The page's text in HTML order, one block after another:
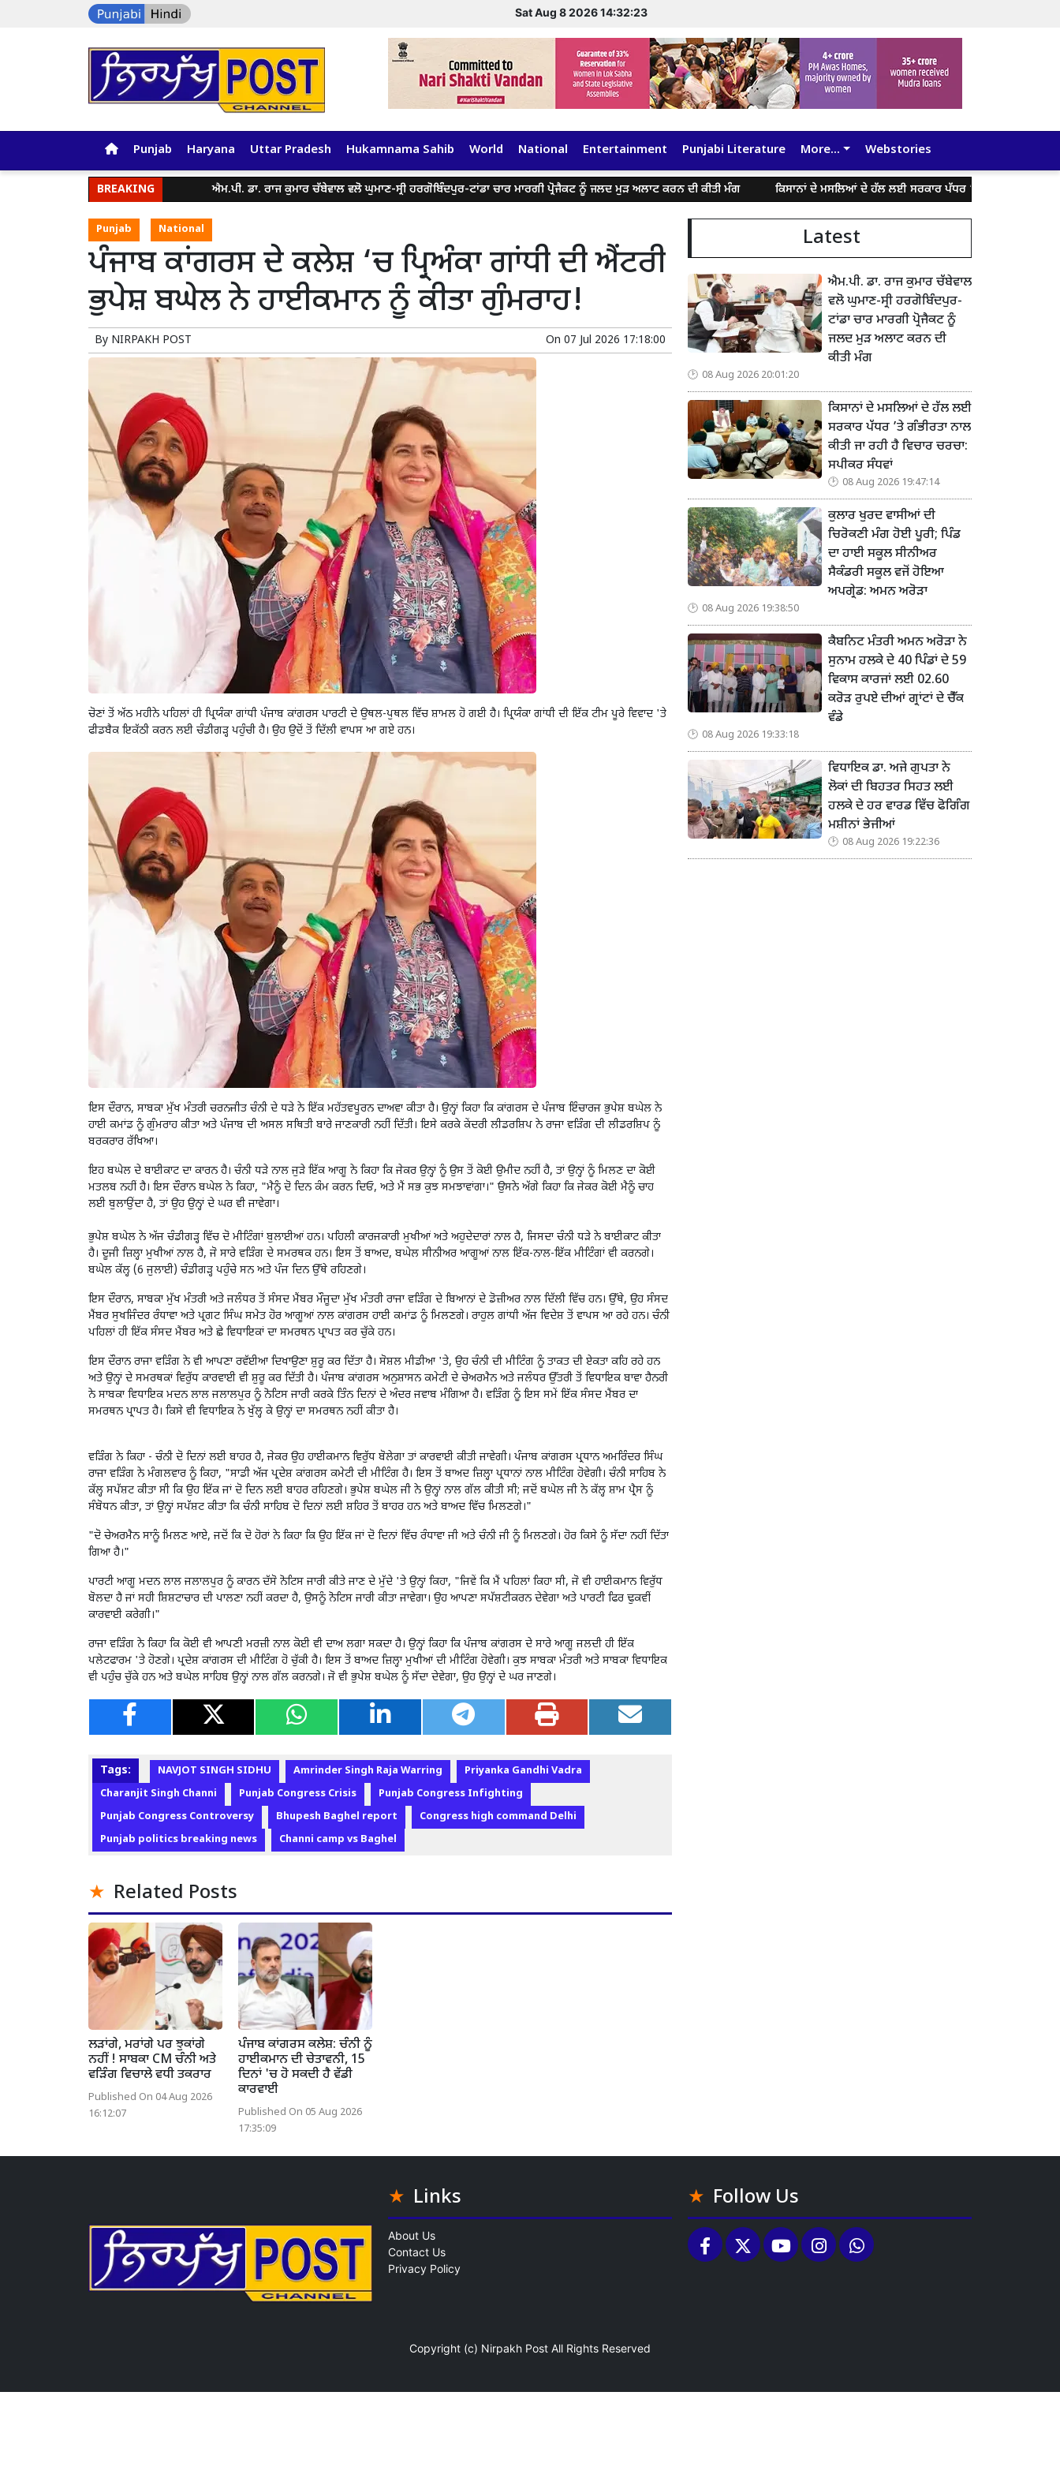
Sat Aug 8 2026 14:32:24
Punjab Haryana Uttar Pradesh Hukamnama Sahib World National Entertainment Punjabi Literature More... Webstories
BREAKING ਐਮ.ਪੀ. ਡਾ. ਰਾਜ ਕੁਮਾਰ ਚੱਬੇਵਾਲ ਵਲੋ ਘੁਮਾਣ-ਸ੍ਰੀ ਹਰਗੋਬਿੰਦਪੁਰ-ਟਾਂਡਾ ਚਾਰ ਮਾਰਗੀ ਪ੍ਰੋਜੈਕਟ ਨੂੰ ਜਲਦ ਮੁੜ ਅਲਾਟ ਕਰਨ ਦੀ ਕੀਤੀ ਮੰਗ ਕਿਸਾਨਾਂ ਦੇ ਮਸਲਿਆਂ ਦੇ ਹੱਲ ਲਈ ਸਰਕਾਰ ਪੱਧਰ ’ਤੇ ਗੰਭੀਰਤਾ ਨਾਲ ਕੀਤੀ ਜਾ ਰਹੀ
Punjab National
ਪੰਜਾਬ ਕਾਂਗਰਸ ਦੇ ਕਲੇਸ਼ ‘ਚ ਪ੍ਰਿਅੰਕਾ ਗਾਂਧੀ ਦੀ ਐਂਟਰੀ
ਭੁਪੇਸ਼ ਬਘੇਲ ਨੇ ਹਾਈਕਮਾਨ ਨੂੰ ਕੀਤਾ ਗੁੰਮਰਾਹ!
By NIRPAKH POST On 07 Jul 2026 17:18:00
ਚੋਣਾਂ ਤੋਂ ਅੱਠ ਮਹੀਨੇ ਪਹਿਲਾਂ ਹੀ ਪ੍ਰਿਯੰਕਾ ਗਾਂਧੀ ਪੰਜਾਬ ਕਾਂਗਰਸ ਪਾਰਟੀ ਦੇ ਉਥਲ-ਪੁਥਲ ਵਿੱਚ ਸ਼ਾਮਲ ਹੋ ਗਈ ਹੈ। ਪ੍ਰਿਯੰਕਾ ਗਾਂਧੀ ਦੀ ਇੱਕ ਟੀਮ ਪੂਰੇ ਵਿਵਾਦ 'ਤੇ
ਫੀਡਬੈਕ ਇਕੱਠੀ ਕਰਨ ਲਈ ਚੰਡੀਗੜ੍ਹ ਪਹੁੰਚੀ ਹੈ। ਉਹ ਉਦੋਂ ਤੋਂ ਦਿੱਲੀ ਵਾਪਸ ਆ ਗਏ ਹਨ।
ਇਸ ਦੌਰਾਨ, ਸਾਬਕਾ ਮੁੱਖ ਮੰਤਰੀ ਚਰਨਜੀਤ ਚੰਨੀ ਦੇ ਧੜੇ ਨੇ ਇੱਕ ਮਹੱਤਵਪੂਰਨ ਦਾਅਵਾ ਕੀਤਾ ਹੈ। ਉਨ੍ਹਾਂ ਕਿਹਾ ਕਿ ਕਾਂਗਰਸ ਦੇ ਪੰਜਾਬ ਇੰਚਾਰਜ ਭੁਪੇਸ਼ ਬਘੇਲ ਨੇ
ਹਾਈ ਕਮਾਂਡ ਨੂੰ ਗੁੰਮਰਾਹ ਕੀਤਾ ਅਤੇ ਪੰਜਾਬ ਦੀ ਅਸਲ ਸਥਿਤੀ ਬਾਰੇ ਜਾਣਕਾਰੀ ਨਹੀਂ ਦਿੱਤੀ। ਇਸੇ ਕਰਕੇ ਕੇਂਦਰੀ ਲੀਡਰਸ਼ਿਪ ਨੇ ਰਾਜਾ ਵੜਿੰਗ ਦੀ ਲੀਡਰਸ਼ਿਪ ਨੂੰ
ਬਰਕਰਾਰ ਰੱਖਿਆ।
ਇਹ ਬਘੇਲ ਦੇ ਬਾਈਕਾਟ ਦਾ ਕਾਰਨ ਹੈ। ਚੰਨੀ ਧੜੇ ਨਾਲ ਜੁੜੇ ਇੱਕ ਆਗੂ ਨੇ ਕਿਹਾ ਕਿ ਜੇਕਰ ਉਨ੍ਹਾਂ ਨੂੰ ਉਸ ਤੋਂ ਕੋਈ ਉਮੀਦ ਨਹੀਂ ਹੈ, ਤਾਂ ਉਨ੍ਹਾਂ ਨੂੰ ਮਿਲਣ ਦਾ ਕੋਈ
ਮਤਲਬ ਨਹੀਂ ਹੈ। ਇਸ ਦੌਰਾਨ ਬਘੇਲ ਨੇ ਕਿਹਾ, "ਮੈਨੂੰ ਦੋ ਦਿਨ ਕੰਮ ਕਰਨ ਦਿਓ, ਅਤੇ ਮੈਂ ਸਭ ਕੁਝ ਸਮਝਾਵਾਂਗਾ।" ਉਸਨੇ ਅੱਗੇ ਕਿਹਾ ਕਿ ਜੇਕਰ ਕੋਈ ਮੈਨੂੰ ਚਾਹ
ਲਈ ਬੁਲਾਉਂਦਾ ਹੈ, ਤਾਂ ਉਹ ਉਨ੍ਹਾਂ ਦੇ ਘਰ ਵੀ ਜਾਵੇਗਾ।
ਭੁਪੇਸ਼ ਬਘੇਲ ਨੇ ਅੱਜ ਚੰਡੀਗੜ੍ਹ ਵਿੱਚ ਦੋ ਮੀਟਿੰਗਾਂ ਬੁਲਾਈਆਂ ਹਨ। ਪਹਿਲੀ ਕਾਰਜਕਾਰੀ ਮੁਖੀਆਂ ਅਤੇ ਅਹੁਦੇਦਾਰਾਂ ਨਾਲ ਹੈ, ਜਿਸਦਾ ਚੰਨੀ ਧੜੇ ਨੇ ਬਾਈਕਾਟ ਕੀਤਾ
ਹੈ। ਦੂਜੀ ਜ਼ਿਲ੍ਹਾ ਮੁਖੀਆਂ ਨਾਲ ਹੈ, ਜੋ ਸਾਰੇ ਵੜਿੰਗ ਦੇ ਸਮਰਥਕ ਹਨ। ਇਸ ਤੋਂ ਬਾਅਦ, ਬਘੇਲ ਸੀਨੀਅਰ ਆਗੂਆਂ ਨਾਲ ਇੱਕ-ਨਾਲ-ਇੱਕ ਮੀਟਿੰਗਾਂ ਵੀ ਕਰਨਗੇ।
ਬਘੇਲ ਕੱਲ੍ਹ (6 ਜੁਲਾਈ) ਚੰਡੀਗੜ੍ਹ ਪਹੁੰਚੇ ਸਨ ਅਤੇ ਪੰਜ ਦਿਨ ਉੱਥੇ ਰਹਿਣਗੇ।
ਇਸ ਦੌਰਾਨ, ਸਾਬਕਾ ਮੁੱਖ ਮੰਤਰੀ ਅਤੇ ਜਲੰਧਰ ਤੋਂ ਸੰਸਦ ਮੈਂਬਰ ਮੌਜੂਦਾ ਮੁੱਖ ਮੰਤਰੀ ਰਾਜਾ ਵੜਿੰਗ ਦੇ ਬਿਆਨਾਂ ਦੇ ਡੋਜ਼ੀਅਰ ਨਾਲ ਦਿੱਲੀ ਵਿੱਚ ਹਨ। ਉੱਥੇ,ਉਹ ਸੰਸਦ
ਮੈਂਬਰ ਸੁਖਜਿੰਦਰ ਰੰਧਾਵਾ ਅਤੇ ਪ੍ਰਗਟ ਸਿੰਘ ਸਮੇਤ ਹੋਰ ਆਗੂਆਂ ਨਾਲ ਕਾਂਗਰਸ ਹਾਈ ਕਮਾਂਡ ਨੂੰ ਮਿਲਣਗੇ। ਰਾਹੁਲ ਗਾਂਧੀ ਅੱਜ ਵਿਦੇਸ਼ ਤੋਂ ਵਾਪਸ ਆ ਰਹੇ ਹਨ। ਚੰਨੀ
ਪਹਿਲਾਂ ਹੀ ਇੱਕ ਸੰਸਦ ਮੈਂਬਰ ਅਤੇ ਛੇ ਵਿਧਾਇਕਾਂ ਦਾ ਸਮਰਥਨ ਪ੍ਰਾਪਤ ਕਰ ਚੁੱਕੇ ਹਨ।
ਇਸ ਦੌਰਾਨ ਰਾਜਾ ਵੜਿੰਗ ਨੇ ਵੀ ਆਪਣਾ ਰਵੱਈਆ ਦਿਖਾਉਣਾ ਸ਼ੁਰੂ ਕਰ ਦਿੱਤਾ ਹੈ। ਸੋਸ਼ਲ ਮੀਡੀਆ 'ਤੇ,ਉਹ ਚੰਨੀ ਦੀ ਮੀਟਿੰਗ ਨੂੰ ਤਾਕਤ ਦੀ ਏਕਤਾ ਕਹਿ ਰਹੇ ਹਨ
ਅਤੇ ਉਨ੍ਹਾਂ ਦੇ ਸਮਰਥਕਾਂ ਵਿਰੁੱਧ ਕਾਰਵਾਈ ਵੀ ਸ਼ੁਰੂ ਕਰ ਦਿੱਤੀ ਹੈ। ਪੰਜਾਬ ਕਾਂਗਰਸ ਅਨੁਸ਼ਾਸਨ ਕਮੇਟੀ ਦੇ ਚੇਅਰਮੈਨ ਅਤੇ ਜਲੰਧਰ ਉੱਤਰੀ ਤੋਂ ਵਿਧਾਇਕ ਬਾਵਾ ਹੈਨਰੀ
ਨੇ ਸਾਬਕਾ ਵਿਧਾਇਕ ਮਦਨ ਲਾਲ ਜਲਾਲਪੁਰ ਨੂੰ ਨੋਟਿਸ ਜਾਰੀ ਕਰਕੇ ਤਿੰਨ ਦਿਨਾਂ ਦੇ ਅੰਦਰ ਜਵਾਬ ਮੰਗਿਆ ਹੈ। ਵੜਿੰਗ ਨੂੰ ਇਸ ਸਮੇਂ ਇੱਕ ਸੰਸਦ ਮੈਂਬਰ ਦਾ
ਸਮਰਥਨ ਪ੍ਰਾਪਤ ਹੈ। ਕਿਸੇ ਵੀ ਵਿਧਾਇਕ ਨੇ ਖੁੱਲ੍ਹ ਕੇ ਉਨ੍ਹਾਂ ਦਾ ਸਮਰਥਨ ਨਹੀਂ ਕੀਤਾ ਹੈ।
ਵੜਿੰਗ ਨੇ ਕਿਹਾ - ਚੰਨੀ ਦੋ ਦਿਨਾਂ ਲਈ ਬਾਹਰ ਹੈ, ਜੇਕਰ ਉਹ ਹਾਈਕਮਾਨ ਵਿਰੁੱਧ ਬੋਲੇਗਾ ਤਾਂ ਕਾਰਵਾਈ ਕੀਤੀ ਜਾਵੇਗੀ। ਪੰਜਾਬ ਕਾਂਗਰਸ ਪ੍ਰਧਾਨ ਅਮਰਿੰਦਰ ਸਿੰਘ
ਰਾਜਾ ਵੜਿੰਗ ਨੇ ਮੰਗਲਵਾਰ ਨੂੰ ਕਿਹਾ, "ਸਾਡੀ ਅੱਜ ਪ੍ਰਦੇਸ਼ ਕਾਂਗਰਸ ਕਮੇਟੀ ਦੀ ਮੀਟਿੰਗ ਹੈ। ਇਸ ਤੋਂ ਬਾਅਦ ਜ਼ਿਲ੍ਹਾ ਪ੍ਰਧਾਨਾਂ ਨਾਲ ਮੀਟਿੰਗ ਹੋਵੇਗੀ। ਚੰਨੀ ਸਾਹਿਬ ਨੇ
ਕੱਲ੍ਹ ਸਪੱਸ਼ਟ ਕੀਤਾ ਸੀ ਕਿ ਉਹ ਇੱਕ ਜਾਂ ਦੋ ਦਿਨ ਲਈ ਬਾਹਰ ਰਹਿਣਗੇ। ਭੁਪੇਸ਼ ਬਘੇਲ ਜੀ ਨੇ ਉਨ੍ਹਾਂ ਨਾਲ ਗੱਲ ਕੀਤੀ ਸੀ; ਜਦੋਂ ਬਘੇਲ ਜੀ ਨੇ ਕੱਲ੍ਹ ਸ਼ਾਮ ਪ੍ਰੈਸ ਨੂੰ
ਸੰਬੋਧਨ ਕੀਤਾ, ਤਾਂ ਉਨ੍ਹਾਂ ਸਪੱਸ਼ਟ ਕੀਤਾ ਕਿ ਚੰਨੀ ਸਾਹਿਬ ਦੋ ਦਿਨਾਂ ਲਈ ਸ਼ਹਿਰ ਤੋਂ ਬਾਹਰ ਹਨ ਅਤੇ ਬਾਅਦ ਵਿੱਚ ਮਿਲਣਗੇ।"
"ਦੋ ਚੇਅਰਮੈਨ ਸਾਨੂੰ ਮਿਲਣ ਆਏ, ਜਦੋਂ ਕਿ ਦੋ ਹੋਰਾਂ ਨੇ ਕਿਹਾ ਕਿ ਉਹ ਇੱਕ ਜਾਂ ਦੋ ਦਿਨਾਂ ਵਿੱਚ ਰੰਧਾਵਾ ਜੀ ਅਤੇ ਚੰਨੀ ਜੀ ਨੂੰ ਮਿਲਣਗੇ। ਹੋਰ ਕਿਸੇ ਨੂੰ ਸੱਦਾ ਨਹੀਂ ਦਿੱਤਾ
ਗਿਆ ਹੈ।"
ਪਾਰਟੀ ਆਗੂ ਮਦਨ ਲਾਲ ਜਲਾਲਪੁਰ ਨੂੰ ਕਾਰਨ ਦੱਸੋ ਨੋਟਿਸ ਜਾਰੀ ਕੀਤੇ ਜਾਣ ਦੇ ਮੁੱਦੇ 'ਤੇ ਉਨ੍ਹਾਂ ਕਿਹਾ, "ਜਿਵੇਂ ਕਿ ਮੈਂ ਪਹਿਲਾਂ ਕਿਹਾ ਸੀ, ਜੋ ਵੀ ਹਾਈਕਮਾਨ ਵਿਰੁੱਧ
ਬੋਲਦਾ ਹੈ ਜਾਂ ਸਹੀ ਸ਼ਿਸ਼ਟਾਚਾਰ ਦੀ ਪਾਲਣਾ ਨਹੀਂ ਕਰਦਾ ਹੈ,ਉਸਨੂੰ ਨੋਟਿਸ ਜਾਰੀ ਕੀਤਾ ਜਾਵੇਗਾ। ਉਹ ਆਪਣਾ ਸਪੱਸ਼ਟੀਕਰਨ ਦੇਵੇਗਾ ਅਤੇ ਪਾਰਟੀ ਫਿਰ ਢੁਕਵੀਂ
ਕਾਰਵਾਈ ਕਰੇਗੀ।"
ਰਾਜਾ ਵੜਿੰਗ ਨੇ ਕਿਹਾ ਕਿ ਕੋਈ ਵੀ ਆਪਣੀ ਮਰਜ਼ੀ ਨਾਲ ਕੋਈ ਵੀ ਦਾਅ ਲਗਾ ਸਕਦਾ ਹੈ। ਉਨ੍ਹਾਂ ਕਿਹਾ ਕਿ ਪੰਜਾਬ ਕਾਂਗਰਸ ਦੇ ਸਾਰੇ ਆਗੂ ਜਲਦੀ ਹੀ ਇੱਕ
ਪਲੇਟਫਾਰਮ 'ਤੇ ਹੋਣਗੇ। ਪ੍ਰਦੇਸ਼ ਕਾਂਗਰਸ ਦੀ ਮੀਟਿੰਗ ਹੋ ਚੁੱਕੀ ਹੈ। ਇਸ ਤੋਂ ਬਾਅਦ ਜ਼ਿਲ੍ਹਾ ਮੁਖੀਆਂ ਦੀ ਮੀਟਿੰਗ ਹੋਵੇਗੀ। ਕੁਝ ਸਾਬਕਾ ਮੰਤਰੀ ਅਤੇ ਸਾਬਕਾ ਵਿਧਾਇਕ
ਵੀ ਪਹੁੰਚ ਚੁੱਕੇ ਹਨ ਅਤੇ ਬਘੇਲ ਸਾਹਿਬ ਉਨ੍ਹਾਂ ਨਾਲ ਗੱਲ ਕਰਨਗੇ। ਜੋ ਵੀ ਭੁਪੇਸ਼ ਬਘੇਲ ਨੂੰ ਸੱਦਾ ਦੇਵੇਗਾ,ਉਹ ਉਨ੍ਹਾਂ ਦੇ ਘਰ ਜਾਣਗੇ।
Tags: NAVJOT SINGH SIDHU Amrinder Singh Raja Warring
Priyanka Gandhi Vadra
Charanjit Singh Channi
Punjab Congress Crisis
Punjab Congress Infighting
Punjab Congress Controversy
Bhupesh Baghel report
Congress high command Delhi
Punjab politics breaking news
Channi camp vs Baghel
Related Posts
ਲੜਾਂਗੇ, ਮਰਾਂਗੇ ਪਰ ਝੁਕਾਂਗੇ
ਨਹੀਂ ! ਸਾਬਕਾ CM ਚੰਨੀ ਅਤੇ
ਵੜਿੰਗ ਵਿਚਾਲੇ ਵਧੀ ਤਕਰਾਰ
Published On 04 Aug 2026
16:12:07
ਪੰਜਾਬ ਕਾਂਗਰਸ ਕਲੇਸ਼: ਚੰਨੀ ਨੂੰ
ਹਾਈਕਮਾਨ ਦੀ ਚੇਤਾਵਨੀ, 15
ਦਿਨਾਂ 'ਚ ਹੋ ਸਕਦੀ ਹੈ ਵੱਡੀ
ਕਾਰਵਾਈ
Published On 05 Aug 2026
17:35:09
Latest
ਐਮ.ਪੀ. ਡਾ. ਰਾਜ ਕੁਮਾਰ ਚੱਬੇਵਾਲ
ਵਲੋ ਘੁਮਾਣ-ਸ੍ਰੀ ਹਰਗੋਬਿੰਦਪੁਰ-
ਟਾਂਡਾ ਚਾਰ ਮਾਰਗੀ ਪ੍ਰੋਜੈਕਟ ਨੂੰ
ਜਲਦ ਮੁੜ ਅਲਾਟ ਕਰਨ ਦੀ
ਕੀਤੀ ਮੰਗ
08 Aug 2026 20:01:20
ਕਿਸਾਨਾਂ ਦੇ ਮਸਲਿਆਂ ਦੇ ਹੱਲ ਲਈ
ਸਰਕਾਰ ਪੱਧਰ ’ਤੇ ਗੰਭੀਰਤਾ ਨਾਲ
ਕੀਤੀ ਜਾ ਰਹੀ ਹੈ ਵਿਚਾਰ ਚਰਚਾ:
ਸਪੀਕਰ ਸੰਧਵਾਂ
08 Aug 2026 19:47:14
ਕੁਲਾਰ ਖੁਰਦ ਵਾਸੀਆਂ ਦੀ
ਚਿਰੋਕਣੀ ਮੰਗ ਹੋਈ ਪੂਰੀ; ਪਿੰਡ
ਦਾ ਹਾਈ ਸਕੂਲ ਸੀਨੀਅਰ
ਸੈਕੰਡਰੀ ਸਕੂਲ ਵਜੋਂ ਹੋਇਆ
ਅਪਗ੍ਰੇਡ: ਅਮਨ ਅਰੋੜਾ
08 Aug 2026 19:38:50
ਕੈਬਨਿਟ ਮੰਤਰੀ ਅਮਨ ਅਰੋੜਾ ਨੇ
ਸੁਨਾਮ ਹਲਕੇ ਦੇ 40 ਪਿੰਡਾਂ ਦੇ 59
ਵਿਕਾਸ ਕਾਰਜਾਂ ਲਈ 02.60
ਕਰੋੜ ਰੁਪਏ ਦੀਆਂ ਗ੍ਰਾਂਟਾਂ ਦੇ ਚੈੱਕ
ਵੰਡੇ
08 Aug 2026 19:33:18
ਵਿਧਾਇਕ ਡਾ. ਅਜੇ ਗੁਪਤਾ ਨੇ
ਲੋਕਾਂ ਦੀ ਬਿਹਤਰ ਸਿਹਤ ਲਈ
ਹਲਕੇ ਦੇ ਹਰ ਵਾਰਡ ਵਿੱਚ ਫੋਗਿੰਗ
ਮਸ਼ੀਨਾਂ ਭੇਜੀਆਂ
08 Aug 2026 19:22:36
Links
About Us
Contact Us
Privacy Policy
Follow Us
Copyright (c) Nirpakh Post All Rights Reserved